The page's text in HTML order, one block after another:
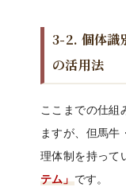
3-2. 個体識
の活用法
ここまでの仕組
ますが、但馬牛
理体制を持って
テム」です。